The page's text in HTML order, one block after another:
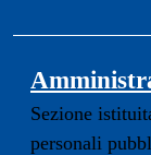
Sezione
personali